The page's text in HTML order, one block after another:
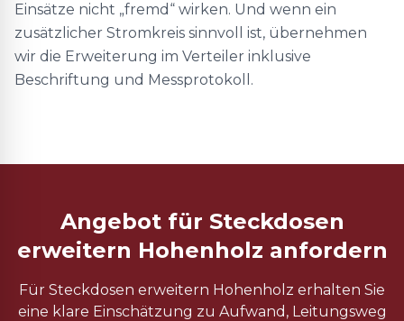
Einsätze nicht „fremd“ wirken. Und wenn ein
zusätzlicher Stromkreis sinnvoll ist, übernehmen
wir die Erweiterung im Verteiler inklusive
Beschriftung und Messprotokoll.
Angebot für Steckdosen
erweitern Hohenholz anfordern
Für Steckdosen erweitern Hohenholz erhalten Sie
eine klare Einschätzung zu Aufwand, Leitungsweg